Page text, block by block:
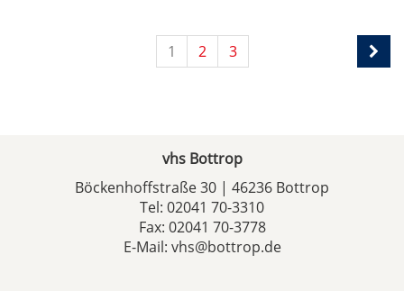
1 2 3
vhs Bottrop
Böckenhoffstraße 30 | 46236 Bottrop
Tel: 02041 70-3310
Fax: 02041 70-3778
E-Mail: vhs@bottrop.de